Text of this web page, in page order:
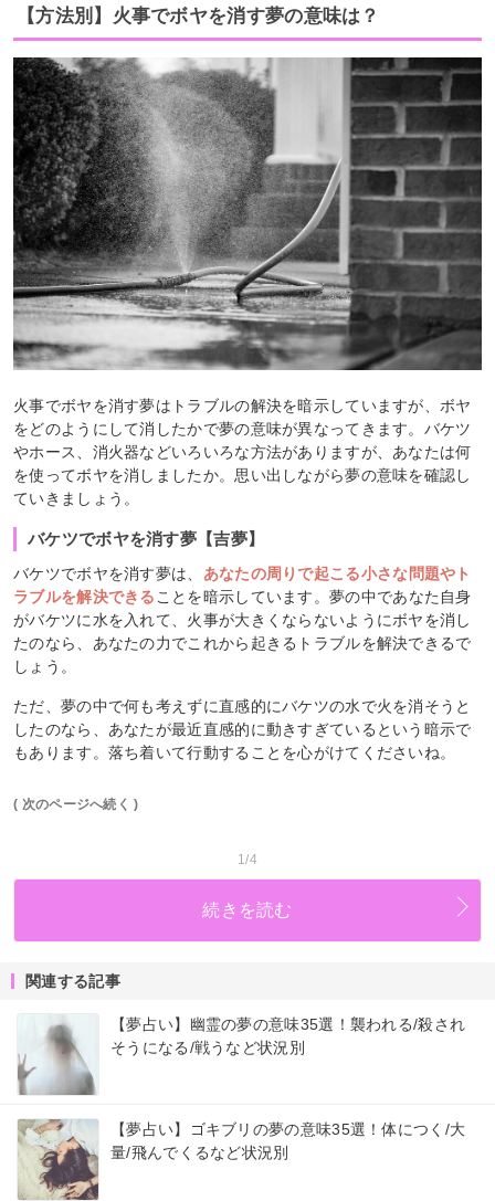
【方法別】火事でボヤを消す夢の意味は？
火事でボヤを消す夢はトラブルの解決を暗示していますが、ボヤ
をどのようにして消したかで夢の意味が異なってきます。バケツ
やホース、消火器などいろいろな方法がありますが、あなたは何
を使ってボヤを消しましたか。思い出しながら夢の意味を確認し
ていきましょう。
バケツでボヤを消す夢【吉夢】
バケツでボヤを消す夢は、 あなたの周りで起こる小さな問題やト
ラブルを解決できる ことを暗示しています。夢の中であなた自身
がバケツに水を入れて、火事が大きくならないようにボヤを消し
たのなら、あなたの力でこれから起きるトラブルを解決できるで
しょう。
ただ、夢の中で何も考えずに直感的にバケツの水で火を消そうと
したのなら、あなたが最近直感的に動きすぎているという暗示で
もあります。落ち着いて行動することを心がけてくださいね。
( 次のページへ続く )
1/4
続きを読む
関連する記事
【夢占い】幽霊の夢の意味35選！襲われる/殺され
そうになる/戦うなど状況別
【夢占い】ゴキブリの夢の意味35選！体につく/大
量/飛んでくるなど状況別